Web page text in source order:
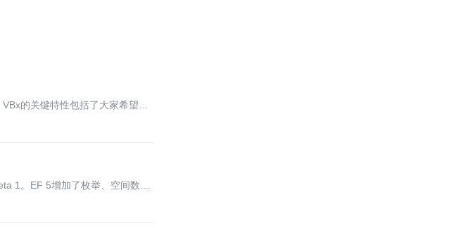
的关键特性包括了大家希望的
来开发 SilverLight和Offic应用程
1。EF 5增加了枚举、空间数据